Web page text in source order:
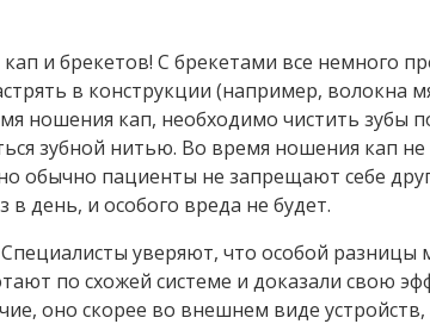
и брекетов! С брекетами все немного
в конструкции (например, волокна
ношения кап, необходимо чистить зубы
зубной нитью. Во время ношения кап
обычно пациенты не запрещают себе
день, и особого вреда не будет.
уверяют, что особой разницы
по схожей системе и доказали свою
оно скорее во внешнем виде